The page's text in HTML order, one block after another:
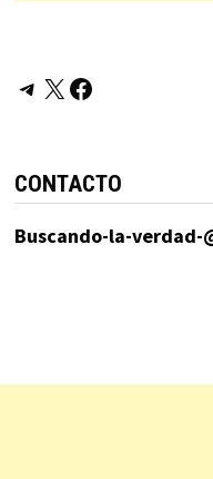
Telegram
X Facebook
CONTACTO
Buscando-la-verdad-